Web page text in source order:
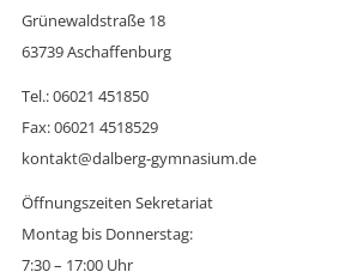
Grünewaldstraße 18
63739 Aschaffenburg
Tel.: 06021 451850
Fax: 06021 4518529
kontakt@dalberg-gymnasium.de
Öffnungszeiten Sekretariat
Montag bis Donnerstag:
7:30 – 17:00 Uhr